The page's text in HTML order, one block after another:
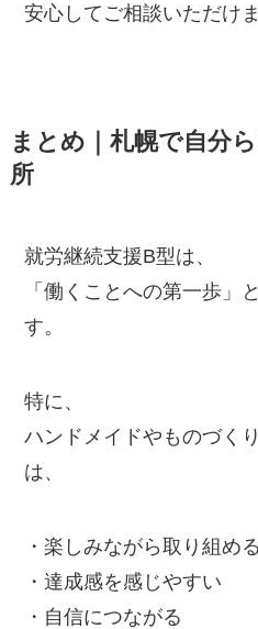
安心してご相談いただけま
まとめ｜札幌で自分
所
就労継続支援B型は、
「働くことへの第一歩」
す。
特に、
ハンドメイドやものづく
は、
・楽しみながら取り組める
・達成感を感じやすい
・自信につながる